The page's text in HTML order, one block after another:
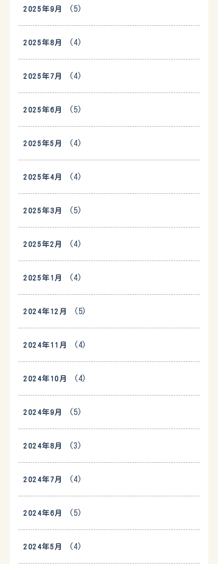
2025年9月 (5)
2025年8月 (4)
2025年7月 (4)
2025年6月 (5)
2025年5月 (4)
2025年4月 (4)
2025年3月 (5)
2025年2月 (4)
2025年1月 (4)
2024年12月 (5)
2024年11月 (4)
2024年10月 (4)
2024年9月 (5)
2024年8月 (3)
2024年7月 (4)
2024年6月 (5)
2024年5月 (4)